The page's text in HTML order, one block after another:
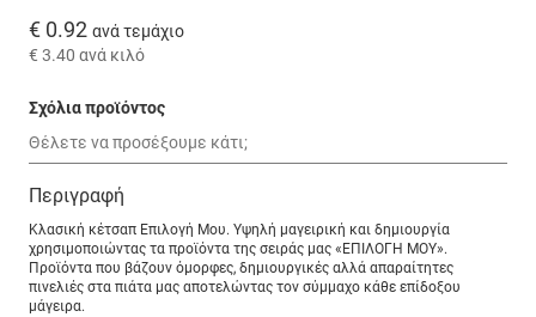
€ 0.92 ανά τεμάχιο
€ 3.40 ανά κιλό
Σχόλια προϊόντος
Περιγραφή
Κλασική κέτσαπ Επιλογή Μου. Υψηλή μαγειρική και δημιουργία
χρησιμοποιώντας τα προϊόντα της σειράς μας «ΕΠΙΛΟΓΗ ΜΟΥ».
Προϊόντα που βάζουν όμορφες, δημιουργικές αλλά απαραίτητες
πινελιές στα πιάτα μας αποτελώντας τον σύμμαχο κάθε επίδοξου
μάγειρα.